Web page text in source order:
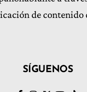
de
SÍGUENOS